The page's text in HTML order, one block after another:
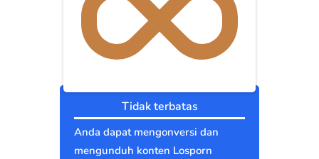
Tidak terbatas
Anda dapat mengonversi dan
mengunduh konten Losporn